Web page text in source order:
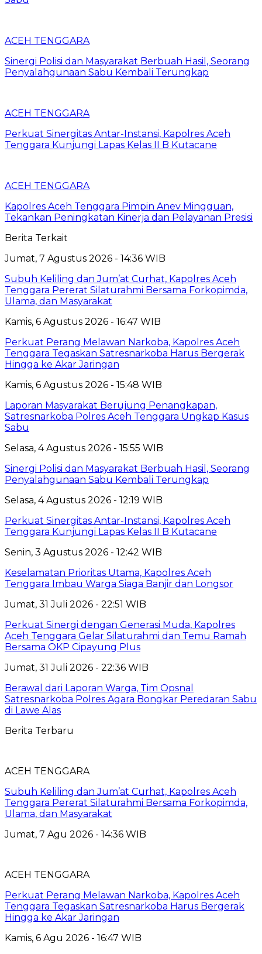
ACEH TENGGARA
Sinergi Polisi dan Masyarakat Berbuah Hasil, Seorang
Penyalahgunaan Sabu Kembali Terungkap
ACEH TENGGARA
Perkuat Sinergitas Antar-Instansi, Kapolres Aceh
Tenggara Kunjungi Lapas Kelas II B Kutacane
ACEH TENGGARA
Kapolres Aceh Tenggara Pimpin Anev Mingguan,
Tekankan Peningkatan Kinerja dan Pelayanan Presisi
Berita Terkait
Jumat, 7 Agustus 2026 - 14:36 WIB
Subuh Keliling dan Jum’at Curhat, Kapolres Aceh
Tenggara Pererat Silaturahmi Bersama Forkopimda,
Ulama, dan Masyarakat
Kamis, 6 Agustus 2026 - 16:47 WIB
Perkuat Perang Melawan Narkoba, Kapolres Aceh
Tenggara Tegaskan Satresnarkoba Harus Bergerak
Hingga ke Akar Jaringan
Kamis, 6 Agustus 2026 - 15:48 WIB
Laporan Masyarakat Berujung Penangkapan,
Satresnarkoba Polres Aceh Tenggara Ungkap Kasus
Sabu
Selasa, 4 Agustus 2026 - 15:55 WIB
Sinergi Polisi dan Masyarakat Berbuah Hasil, Seorang
Penyalahgunaan Sabu Kembali Terungkap
Selasa, 4 Agustus 2026 - 12:19 WIB
Perkuat Sinergitas Antar-Instansi, Kapolres Aceh
Tenggara Kunjungi Lapas Kelas II B Kutacane
Senin, 3 Agustus 2026 - 12:42 WIB
Keselamatan Prioritas Utama, Kapolres Aceh
Tenggara Imbau Warga Siaga Banjir dan Longsor
Jumat, 31 Juli 2026 - 22:51 WIB
Perkuat Sinergi dengan Generasi Muda, Kapolres
Aceh Tenggara Gelar Silaturahmi dan Temu Ramah
Bersama OKP Cipayung Plus
Jumat, 31 Juli 2026 - 22:36 WIB
Berawal dari Laporan Warga, Tim Opsnal
Satresnarkoba Polres Agara Bongkar Peredaran Sabu
di Lawe Alas
Berita Terbaru
ACEH TENGGARA
Subuh Keliling dan Jum’at Curhat, Kapolres Aceh
Tenggara Pererat Silaturahmi Bersama Forkopimda,
Ulama, dan Masyarakat
Jumat, 7 Agu 2026 - 14:36 WIB
ACEH TENGGARA
Perkuat Perang Melawan Narkoba, Kapolres Aceh
Tenggara Tegaskan Satresnarkoba Harus Bergerak
Hingga ke Akar Jaringan
Kamis, 6 Agu 2026 - 16:47 WIB